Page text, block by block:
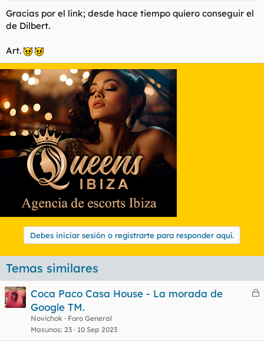
Gracias por el link; desde hace tiempo quiero conseguir el
de Dilbert.
Art.
Debes iniciar sesión o registrarte para responder aquí.
Temas similares
C
Coca Paco Casa House - La morada de
Google TM.
Novichok
Foro General
Masunos 23 10 Sep 2023